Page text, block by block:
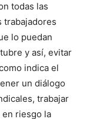
todas las
trabajadores
lo puedan
y así, evitar
indica el
un diálogo
trabajar
riesgo la